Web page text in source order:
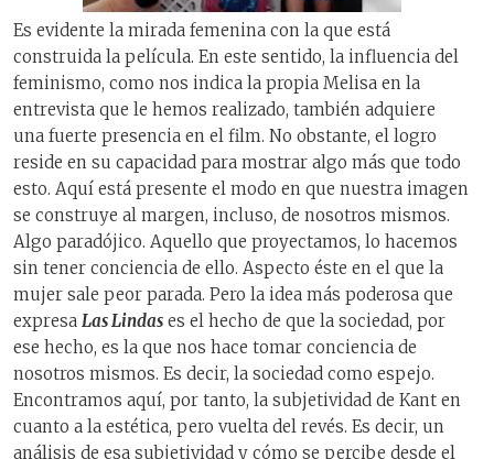
Es evidente la mirada femenina con la que está
construida la película. En este sentido, la influencia del
feminismo, como nos indica la propia Melisa en la
entrevista que le hemos realizado, también adquiere
una fuerte presencia en el film. No obstante, el logro
reside en su capacidad para mostrar algo más que todo
esto. Aquí está presente el modo en que nuestra imagen
se construye al margen, incluso, de nosotros mismos.
Algo paradójico. Aquello que proyectamos, lo hacemos
sin tener conciencia de ello. Aspecto éste en el que la
mujer sale peor parada. Pero la idea más poderosa que
expresa Las Lindas es el hecho de que la sociedad, por
ese hecho, es la que nos hace tomar conciencia de
nosotros mismos. Es decir, la sociedad como espejo.
Encontramos aquí, por tanto, la subjetividad de Kant en
cuanto a la estética, pero vuelta del revés. Es decir, un
análisis de esa subjetividad y cómo se percibe desde el